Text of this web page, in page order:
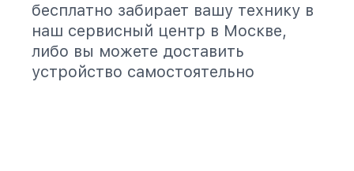
бесплатно забирает вашу технику в
наш сервисный центр в Москве,
либо вы можете доставить
устройство самостоятельно